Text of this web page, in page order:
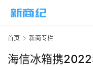
首页 新商专栏
海信冰箱携